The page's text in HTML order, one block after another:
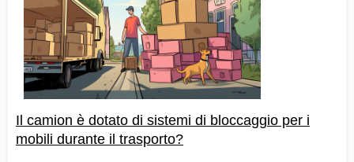
Il camion è dotato di sistemi di bloccaggio per i
mobili durante il trasporto?